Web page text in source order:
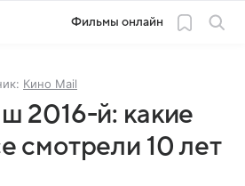
Фильмы онлайн
Кино Mail
2016-й: какие
смотрели 10 лет